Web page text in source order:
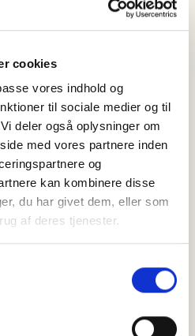
cookies
vores indhold og
til sociale medier og til
deler også oplysninger om
med vores partnere inden
og
kan kombinere disse
du har givet dem, eller som
af deres tjenester.
alternativt leveringssted
din hoveddør står i
kundes opgivelse af
og ordren går
hos kunden og ikke
leveringstidspunkt,
mulighed for at blive
levering. Vi gør
på eget ansvar, hvis
kan på ingen
muligt at afhente